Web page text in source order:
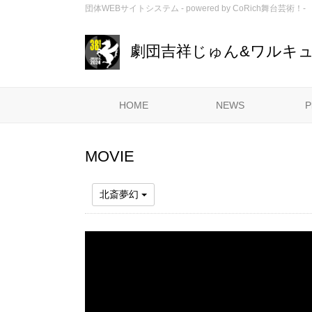
団体WEBサイトシステム - powered by CoRich舞台芸術！-
劇団吉祥じゅん&ワルキ
HOME NEWS
MOVIE
北斎夢幻